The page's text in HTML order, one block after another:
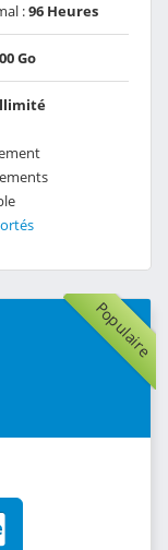
:96 Heures
Go
Populaire